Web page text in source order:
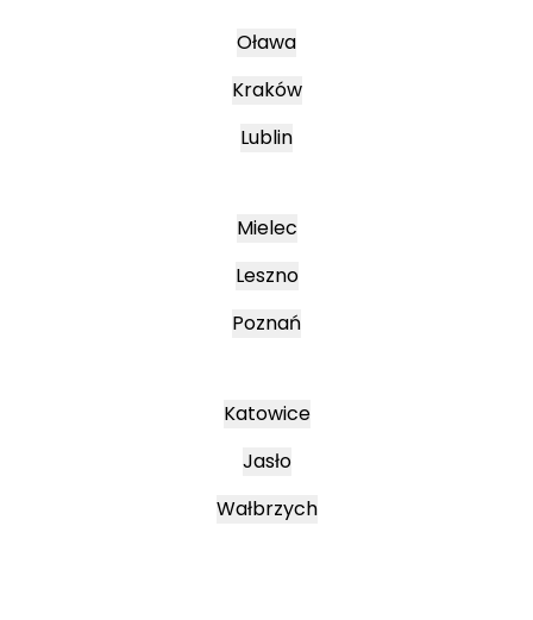
Oława
Kraków
Lublin
Mielec
Leszno
Poznań
Katowice
Jasło
Wałbrzych